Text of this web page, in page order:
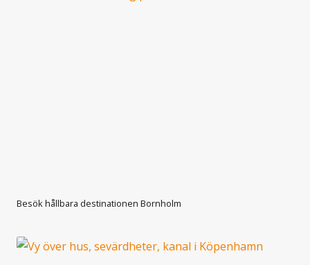
Besök hållbara destinationen Bornholm